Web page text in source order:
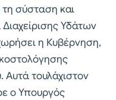
σύσταση και
Υδάτων
η Κυβέρνηση,
τουλάχιστον
ο Υπουργός